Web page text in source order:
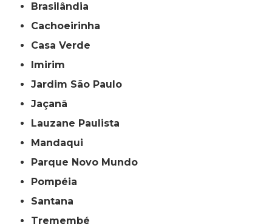
Brasilândia
Cachoeirinha
Casa Verde
Imirim
Jardim São Paulo
Jaçanã
Lauzane Paulista
Mandaqui
Parque Novo Mundo
Pompéia
Santana
Tremembé